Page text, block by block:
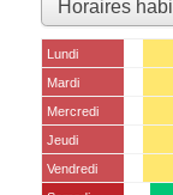
Lundi
Mardi
Mercredi
Jeudi
Vendredi